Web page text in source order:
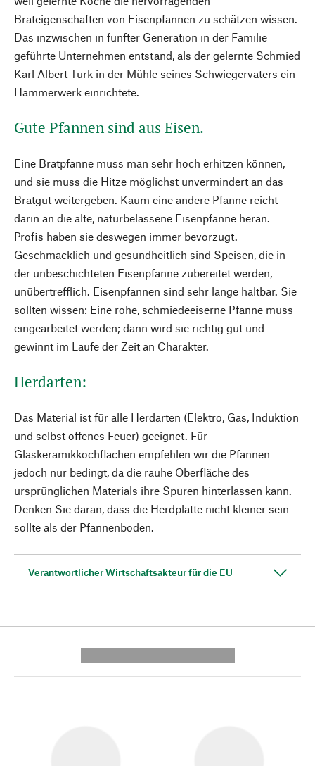
Brateigenschaften von Eisenpfannen zu schätzen wissen.
Das inzwischen in fünfter Gene­ration in der Familie
geführte Unternehmen entstand, als der gelernte Schmied
Karl Albert Turk in der Mühle seines Schwiegervaters ein
Hammerwerk einrichtete.
Gute Pfannen sind aus Eisen.
Eine Bratpfanne muss man sehr hoch erhitzen können,
und sie muss die Hitze möglichst unvermindert an das
Bratgut weitergeben. Kaum eine andere Pfanne reicht
darin an die alte, naturbelassene Eisenpfanne heran.
Profis haben sie deswegen immer bevorzugt.
Geschmacklich und gesundheitlich sind Speisen, die in
der unbeschichteten Eisenpfanne zubereitet werden,
unübertrefflich. Eisenpfannen sind sehr lange haltbar. Sie
sollten wissen: Eine rohe, schmiedeeiserne Pfanne muss
eingearbeitet werden; dann wird sie richtig gut und
gewinnt im Laufe der Zeit an Charakter.
Herdarten:
Das Material ist für alle Herdarten (Elektro, Gas, Induktion
und selbst offenes Feuer) geeignet. Für
Glaskeramikkochflächen empfehlen wir die Pfannen
jedoch nur bedingt, da die rauhe Oberfläche des
ursprünglichen Materials ihre Spuren hinterlassen kann.
Denken Sie daran, dass die Herdplatte nicht kleiner sein
sollte als der Pfannenboden.
Verantwortlicher Wirtschaftsakteur für die EU